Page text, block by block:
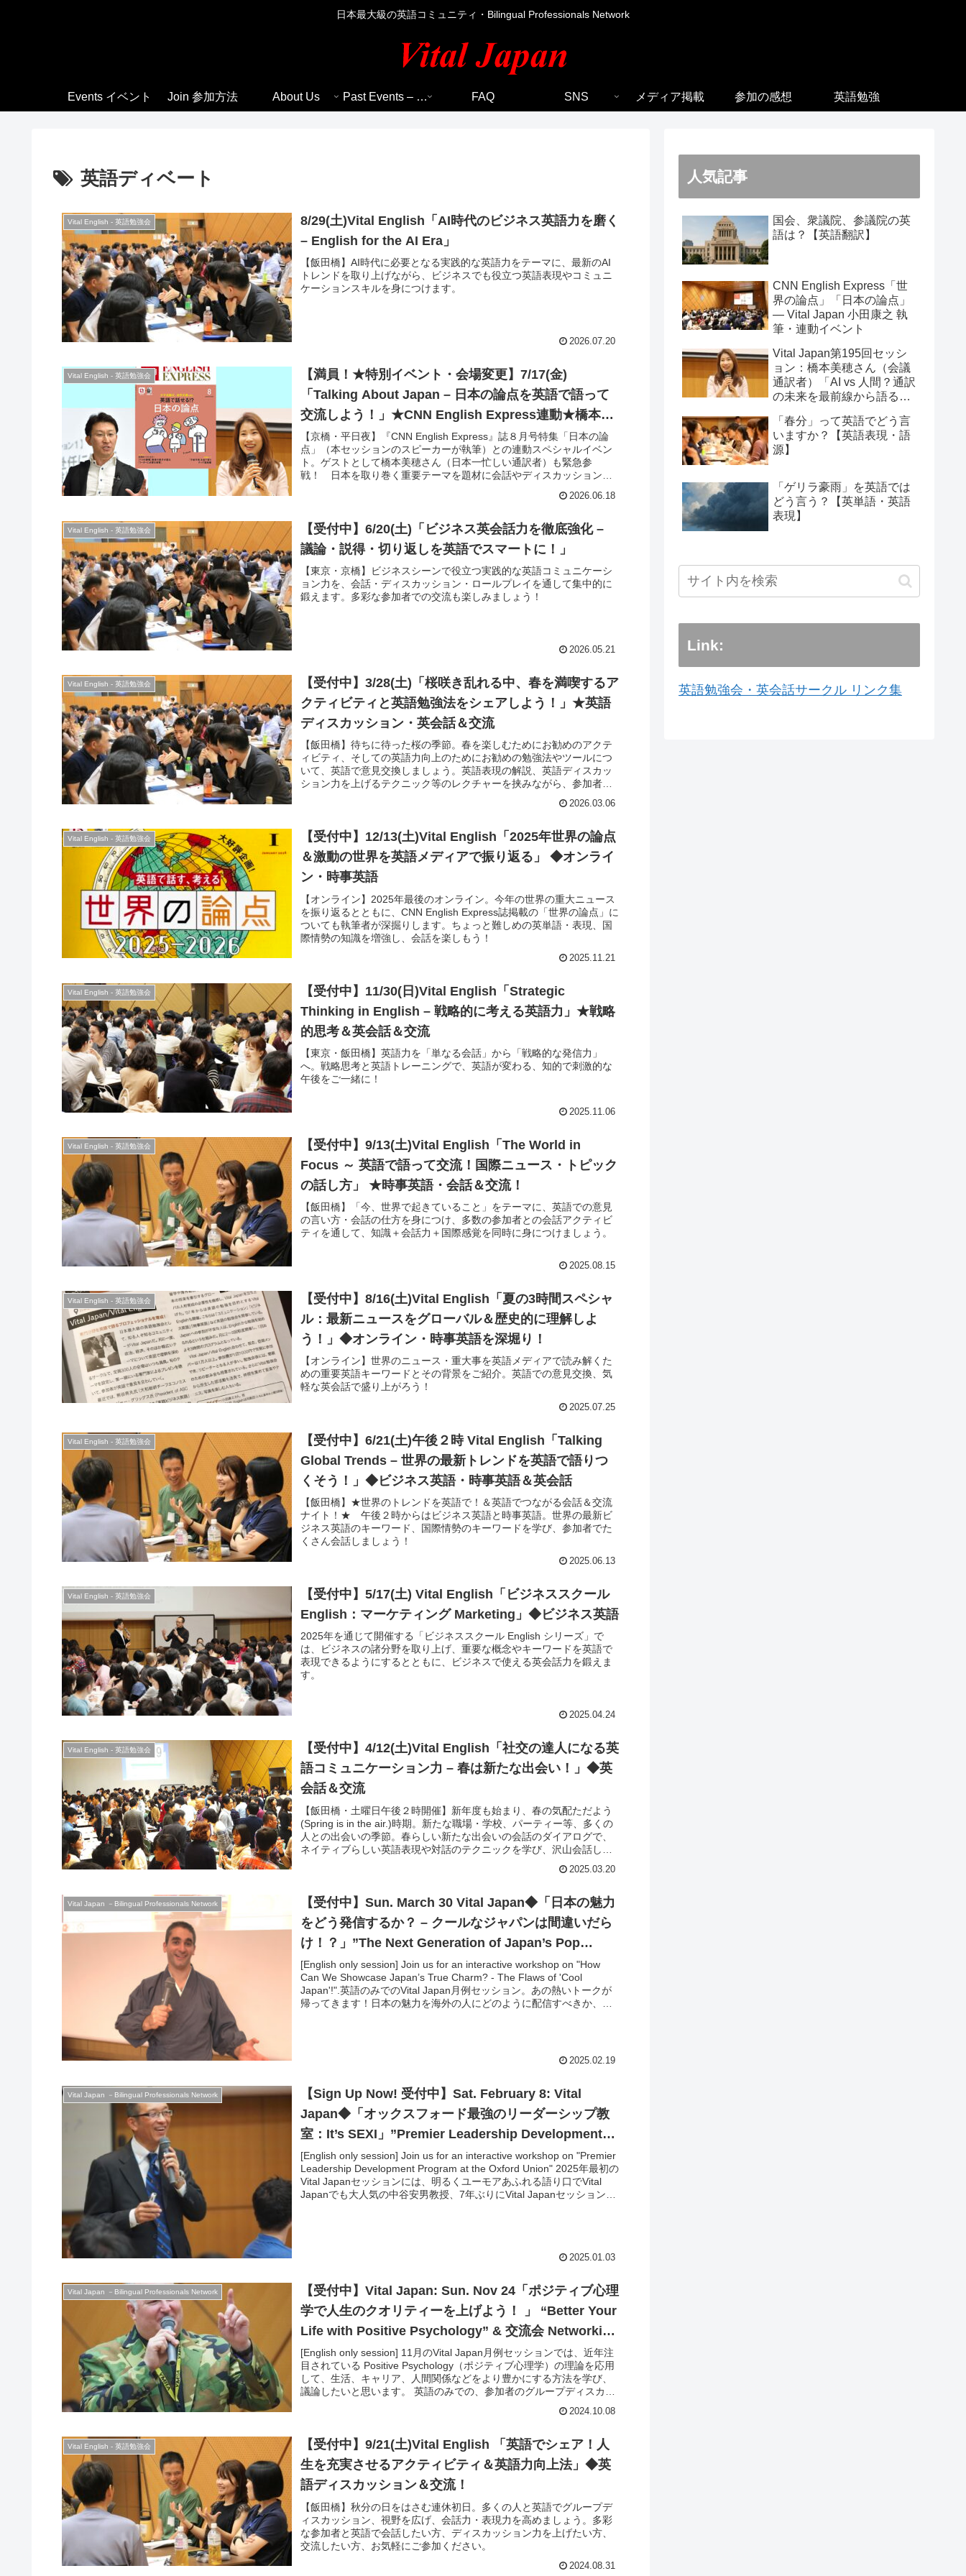
日本最大級の英語コミュニティ・Bilingual Professionals Network
Events イベント Join 参加方法 About Us Past Events – 過去のイベント FAQ SNS メディア掲載 参加の感想 英語勉強
英語ディベート
Vital English - 英語勉強会
8/29(土)Vital English「AI時代のビジネス英語力を磨く
– English for the AI Era」
【飯田橋】AI時代に必要となる実践的な英語力をテーマに、最新のAI
トレンドを取り上げながら、ビジネスでも役立つ英語表現やコミュニ
ケーションスキルを身につけます。
2026.07.20
Vital English - 英語勉強会
【満員！★特別イベント・会場変更】7/17(金)
「Talking About Japan – 日本の論点を英語で語って
交流しよう！」★CNN English Express連動★橋本美
穂さん（会議通訳者）緊急参戦！
【京橋・平日夜】『CNN English Express』誌８月号特集「日本の論
点」（本セッションのスピーカーが執筆）との連動スペシャルイベン
ト。ゲストとして橋本美穂さん（日本一忙しい通訳者）も緊急参
戦！ 日本を取り巻く重要テーマを題材に会話やディスカッションを
ついて英語で説明する力を身につけたい」という方、さらには多彩な
しみましょう。
2026.06.18
Vital English - 英語勉強会
【受付中】6/20(土)「ビジネス英会話力を徹底強化 –
議論・説得・切り返しを英語でスマートに！」
【東京・京橋】ビジネスシーンで役立つ実践的な英語コミュニケーシ
ョン力を、会話・ディスカッション・ロールプレイを通して集中的に
鍛えます。多彩な参加者での交流も楽しみましょう！
2026.05.21
Vital English - 英語勉強会
【受付中】3/28(土)「桜咲き乱れる中、春を満喫するア
クティビティと英語勉強法をシェアしよう！」★英語
ディスカッション・英会話＆交流
【飯田橋】待ちに待った桜の季節。春を楽しむためにお勧めのアクテ
ィビティ、そしての英語力向上のためにお勧めの勉強法やツールにつ
いて、英語で意見交換しましょう。英語表現の解説、英語ディスカッ
ション力を上げるテクニック等のレクチャーを挟みながら、参加者で
己紹介からスタートしますので、沢山の人と知り合い、会話ができま
2026.03.06
Vital English - 英語勉強会
【受付中】12/13(土)Vital English「2025年世界の論点
＆激動の世界を英語メディアで振り返る」 ◆オンライ
ン・時事英語
【オンライン】2025年最後のオンライン。今年の世界の重大ニュース
を振り返るとともに、CNN English Express誌掲載の「世界の論点」に
ついても執筆者が深掘りします。ちょっと難しめの英単語・表現、国
際情勢の知識を増強し、会話を楽しもう！
2025.11.21
Vital English - 英語勉強会
【受付中】11/30(日)Vital English「Strategic
Thinking in English – 戦略的に考える英語力」★戦略
的思考＆英会話＆交流
【東京・飯田橋】英語力を「単なる会話」から「戦略的な発信力」
へ。戦略思考と英語トレーニングで、英語が変わる、知的で刺激的な
午後をご一緒に！
2025.11.06
Vital English - 英語勉強会
【受付中】9/13(土)Vital English「The World in
Focus ～ 英語で語って交流！国際ニュース・トピック
の話し方」 ★時事英語・会話＆交流！
【飯田橋】「今、世界で起きていること」をテーマに、英語での意見
の言い方・会話の仕方を身につけ、多数の参加者との会話アクティビ
ティを通して、知識＋会話力＋国際感覚を同時に身につけましょう。
2025.08.15
Vital English - 英語勉強会
【受付中】8/16(土)Vital English「夏の3時間スペシャ
ル：最新ニュースをグローバル＆歴史的に理解しよ
う！」◆オンライン・時事英語を深堀り！
【オンライン】世界のニュース・重大事を英語メディアで読み解くた
めの重要英語キーワードとその背景をご紹介。英語での意見交換、気
軽な英会話で盛り上がろう！
2025.07.25
Vital English - 英語勉強会
【受付中】6/21(土)午後２時 Vital English「Talking
Global Trends – 世界の最新トレンドを英語で語りつ
くそう！」◆ビジネス英語・時事英語＆英会話
【飯田橋】★世界のトレンドを英語で！＆英語でつながる会話＆交流
ナイト！★ 午後２時からはビジネス英語と時事英語。世界の最新ビ
ジネス英語のキーワード、国際情勢のキーワードを学び、参加者でた
くさん会話しましょう！
2025.06.13
Vital English - 英語勉強会
【受付中】5/17(土) Vital English「ビジネススクール
English：マーケティング Marketing」◆ビジネス英語
2025年を通じて開催する「ビジネススクール English シリーズ」で
は、ビジネスの諸分野を取り上げ、重要な概念やキーワードを英語で
表現できるようにするとともに、ビジネスで使える英会話力を鍛えま
す。
2025.04.24
Vital English - 英語勉強会
【受付中】4/12(土)Vital English「社交の達人になる英
語コミュニケーション力 – 春は新たな出会い！」◆英
会話＆交流
【飯田橋・土曜日午後２時開催】新年度も始まり、春の気配ただよう
(Spring is in the air.)時期。新たな職場・学校、パーティー等、多くの
人との出会いの季節。春らしい新たな出会いの会話のダイアログで、
ネイティブらしい英語表現や対話のテクニックを学び、沢山会話しま
い方にお薦めの人気セッション。初めての方もいつも参加されている
2025.03.20
Vital Japan －Bilingual Professionals Network
【受付中】Sun. March 30 Vital Japan◆「日本の魅力
をどう発信するか？ – クールなジャパンは間違いだら
け！？」”The Next Generation of Japan’s Pop
Culture Empire”◆英語イベント
[English only session] Join us for an interactive workshop on "How
Can We Showcase Japan’s True Charm? - The Flaws of 'Cool
Japan'!".英語のみでのVital Japan月例セッション。あの熱いトークが
帰ってきます！日本の魅力を海外の人にどのように配信すべきか、改
像を発信すべきか、参加者と共にディスカッションしてゆきます。
2025.02.19
Vital Japan －Bilingual Professionals Network
【Sign Up Now! 受付中】Sat. February 8: Vital
Japan◆「オックスフォード最強のリーダーシップ教
室：It’s SEXI」”Premier Leadership Development
Program at the Oxford Union ? It’s SEXI”★英語イベ
ント
[English only session] Join us for an interactive workshop on "Premier
Leadership Development Program at the Oxford Union" 2025年最初の
Vital Japanセッションには、明るくユーモアあふれる語り口でVital
Japanでも大人気の中谷安男教授、7年ぶりにVital Japanセッションに
2025.01.03
Vital Japan －Bilingual Professionals Network
【受付中】Vital Japan: Sun. Nov 24「ポジティブ心理
学で人生のクオリティーを上げよう！ 」 “Better Your
Life with Positive Psychology” & 交流会 Networking
Party
[English only session] 11月のVital Japan月例セッションでは、近年注
目されている Positive Psychology（ポジティブ心理学）の理論を応用
して、生活、キャリア、人間関係などをより豊かにする方法を学び、
議論したいと思います。 英語のみでの、参加者のグループディスカッ
ーカーのお話のみならず、参加者での意見交換や交流も楽しみましょ
Coach; Former Military Intelligence Officer in the U.S. Army. There
will be group discussions and Q&A throughout the session.
2024.10.08
Vital English - 英語勉強会
【受付中】9/21(土)Vital English 「英語でシェア！人
生を充実させるアクティビティ＆英語力向上法」◆英
語ディスカッション＆交流！
【飯田橋】秋分の日をはさむ連休初日。多くの人と英語でグループデ
ィスカッション、視野を広げ、会話力・表現力を高めましょう。多彩
な参加者と英語で会話したい方、ディスカッション力を上げたい方、
交流したい方、お気軽にご参加ください。
2024.08.31
人気記事
国会、衆議院、参議院の英
語は？【英語翻訳】
CNN English Express「世
界の論点」「日本の論点」
― Vital Japan 小田康之 執
筆・連動イベント
Vital Japan第195回セッシ
ョン：橋本美穂さん（会議
通訳者）「AI vs 人間？通訳
の未来を最前線から語る」
「春分」って英語でどう言
いますか？【英語表現・語
源】
「ゲリラ豪雨」を英語では
どう言う？【英単語・英語
表現】
Link:
英語勉強会・英会話サークル リンク集